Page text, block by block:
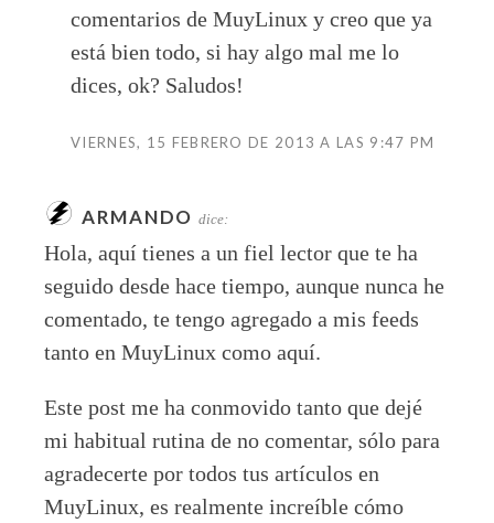
comentarios de MuyLinux y creo que ya
está bien todo, si hay algo mal me lo
dices, ok? Saludos!
VIERNES, 15 FEBRERO DE 2013 A LAS 9:47 PM
ARMANDO dice:
Hola, aquí tienes a un fiel lector que te ha
seguido desde hace tiempo, aunque nunca he
comentado, te tengo agregado a mis feeds
tanto en MuyLinux como aquí.
Este post me ha conmovido tanto que dejé
mi habitual rutina de no comentar, sólo para
agradecerte por todos tus artículos en
MuyLinux, es realmente increíble cómo